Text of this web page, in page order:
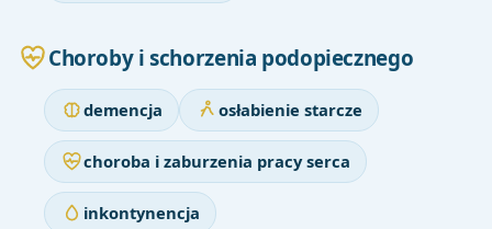
Choroby i schorzenia podopiecznego
demencja osłabienie starcze
choroba i zaburzenia pracy serca
inkontynencja